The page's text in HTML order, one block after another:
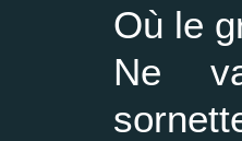
Où le
Ne